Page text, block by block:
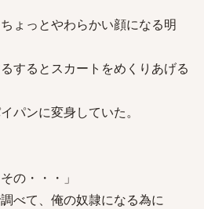
ょっとやわらかい顔になる明
するとスカートをめくりあげる
パンに変身していた。
の・・・」
べて、俺の奴隷になる為に